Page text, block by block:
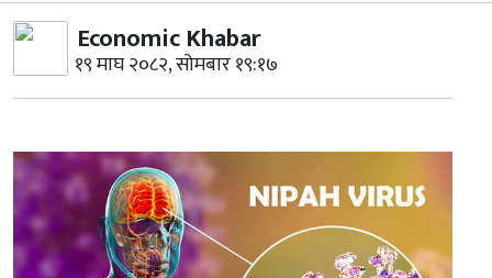
Economic Khabar
१९ माघ २०८२, सोमबार १९:१७